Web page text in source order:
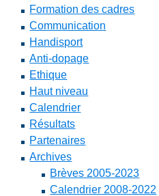
Formation des cadres
Communication
Handisport
Anti-dopage
Ethique
Haut niveau
Calendrier
Résultats
Partenaires
Archives
Brèves 2005-2023
Calendrier 2008-2022